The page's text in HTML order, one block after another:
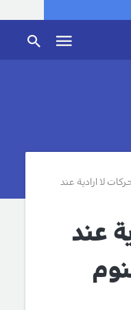
لا ارادية عند
عند